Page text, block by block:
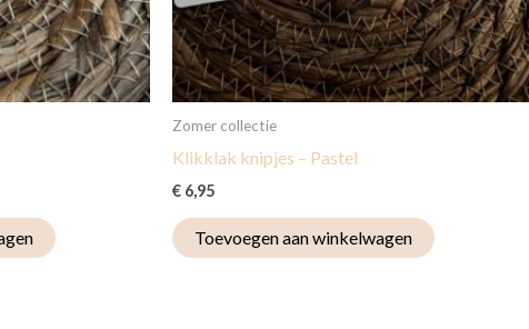
Zomer collectie
Klikklak knipjes – Pastel
€ 6,95
Toevoegen aan winkelwagen